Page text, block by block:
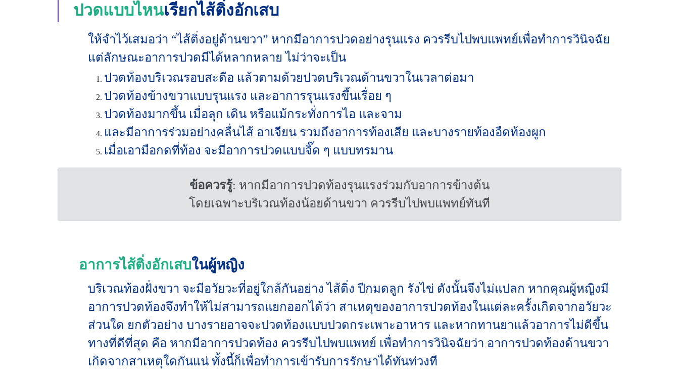
ปวดแบบไหนเรียกไส้ติ่งอักเสบ
ให้จำไว้เสมอว่า “ไส้ติ่งอยู่ด้านขวา” หากมีอาการปวดอย่างรุนแรง ควรรีบไปพบแพทย์เพื่อทำการวินิจฉัย
แต่ลักษณะอาการปวดมีได้หลากหลาย ไม่ว่าจะเป็น
ปวดท้องบริเวณรอบสะดือ แล้วตามด้วยปวดบริเวณด้านขวาในเวลาต่อมา
ปวดท้องข้างขวาแบบรุนแรง และอาการรุนแรงขึ้นเรื่อย ๆ
ปวดท้องมากขึ้น เมื่อลุก เดิน หรือแม้กระทั่งการไอ และจาม
และมีอาการร่วมอย่างคลื่นไส้ อาเจียน รวมถึงอาการท้องเสีย และบางรายท้องอืดท้องผูก
เมื่อเอามือกดที่ท้อง จะมีอาการปวดแบบจิ๊ด ๆ แบบทรมาน
ข้อควรรู้: หากมีอาการปวดท้องรุนแรงร่วมกับอาการข้างต้น
โดยเฉพาะบริเวณท้องน้อยด้านขวา ควรรีบไปพบแพทย์ทันที
อาการไส้ติ่งอักเสบในผู้หญิง
บริเวณท้องฝั่งขวา จะมีอวัยวะที่อยู่ใกล้กันอย่าง ไส้ติ่ง ปีกมดลูก รังไข่ ดังนั้นจึงไม่แปลก หากคุณผู้หญิงมี
อาการปวดท้องจึงทำให้ไม่สามารถแยกออกได้ว่า สาเหตุของอาการปวดท้องในแต่ละครั้งเกิดจากอวัยวะ
ส่วนใด ยกตัวอย่าง บางรายอาจจะปวดท้องแบบปวดกระเพาะอาหาร และหากทานยาแล้วอาการไม่ดีขึ้น
ทางที่ดีที่สุด คือ หากมีอาการปวดท้อง ควรรีบไปพบแพทย์ เพื่อทำการวินิจฉัยว่า อาการปวดท้องด้านขวา
เกิดจากสาเหตุใดกันแน่ ทั้งนี้ก็เพื่อทำการเข้ารับการรักษาได้ทันท่วงที